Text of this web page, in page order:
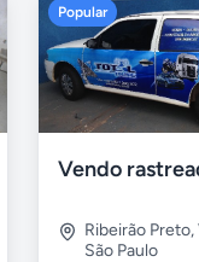
Popular
Ribeirão Preto,
São Paulo